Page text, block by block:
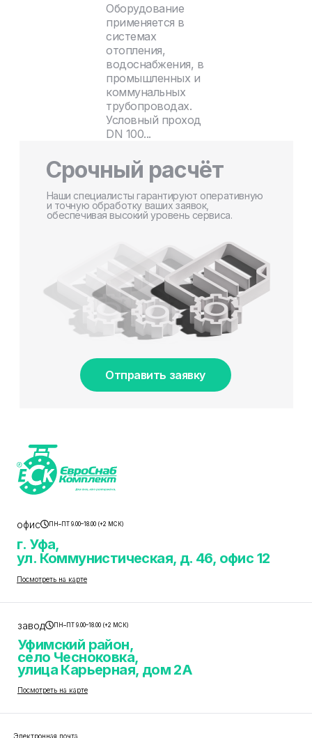
Оборудование
применяется в
системах
отопления,
водоснабжения, в
промышленных и
коммунальных
трубопроводах.
Условный проход
DN 100...
Срочный расчёт
Наши специалисты гарантируют оперативную
и точную обработку ваших заявок,
обеспечивая высокий уровень сервиса.
Отправить заявку
офис ПН–ПТ 9.00–18.00 (+2 МСК)
г. Уфа,
ул. Коммунистическая, д. 46, офис 12
Посмотреть на карте
завод ПН–ПТ 9.00–18.00 (+2 МСК)
Уфимский район,
село Чесноковка,
улица Карьерная, дом 2А
Посмотреть на карте
Электронная почта